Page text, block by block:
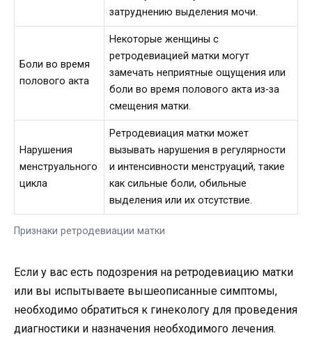
Признаки ретродевиации матки
затруднению выделения мочи.
Боли во время
полового акта
Некоторые женщины с
ретродевиацией матки могут
замечать неприятные ощущения или
боли во время полового акта из-за
смещения матки.
Нарушения
менструального
цикла
Ретродевиация матки может
вызывать нарушения в регулярности
и интенсивности менструаций, такие
как сильные боли, обильные
выделения или их отсутствие.
Если у вас есть подозрения на ретродевиацию матки
или вы испытываете вышеописанные симптомы,
необходимо обратиться к гинекологу для проведения
диагностики и назначения необходимого лечения.